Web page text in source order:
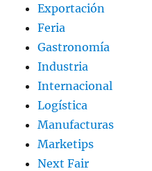
Exportación
Feria
Gastronomía
Industria
Internacional
Logística
Manufacturas
Marketips
Next Fair